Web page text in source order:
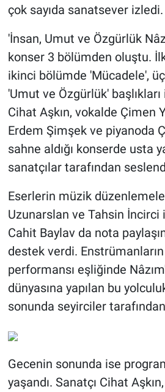
çok sayıda sanatsever izledi.
'İnsan, Umut ve Özgürlük
konser 3 bölümden oluştu.
ikinci bölümde 'Mücadele',
'Umut ve Özgürlük'
Cihat Aşkın, vokalde Çimen
Erdem Şimşek ve piyanoda
sahne aldığı konserde usta
sanatçılar tarafından
Eserlerin müzik
Uzunarslan ve Tahsin İncirci
Cahit Baylav da nota
destek verdi.
performansı eşliğinde
dünyasına yapılan bu
sonunda seyirciler
Gecenin sonunda ise
yaşandı. Sanatçı Cihat